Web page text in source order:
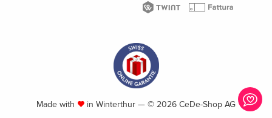
Made with in Winterthur — © 2026 CeDe-Shop AG